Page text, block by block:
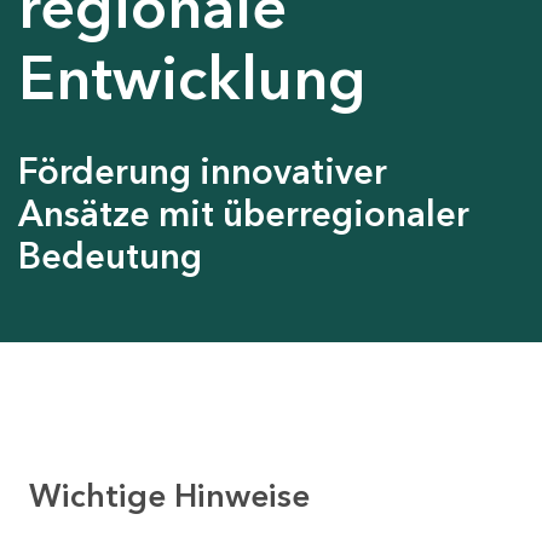
Entwicklung
Förderung innovativer
Ansätze mit überregionaler
Bedeutung
Wichtige Hinweise